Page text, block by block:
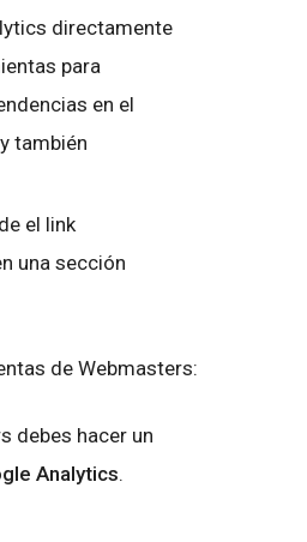
directamente
para
en el
también
el link
una sección
de Webmasters:
debes hacer un
Analytics.